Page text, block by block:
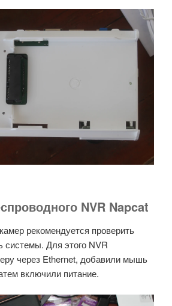
NVR Napcat
рекомендуется проверить
системы. Для этого NVR
через Ethernet, добавили мышь
включили питание.